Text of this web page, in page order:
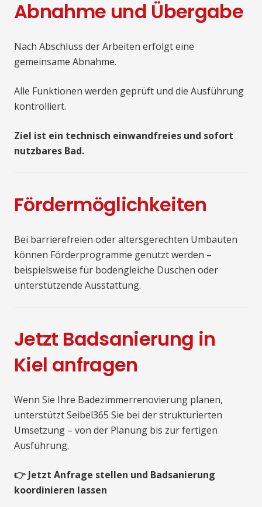
Abnahme und Übergabe
Nach Abschluss der Arbeiten erfolgt eine
gemeinsame Abnahme.
Alle Funktionen werden geprüft und die Ausführung
kontrolliert.
Ziel ist ein technisch einwandfreies und sofort
nutzbares Bad.
Fördermöglichkeiten
Bei barrierefreien oder altersgerechten Umbauten
können Förderprogramme genutzt werden –
beispielsweise für bodengleiche Duschen oder
unterstützende Ausstattung.
Jetzt Badsanierung in
Kiel anfragen
Wenn Sie Ihre Badezimmerrenovierung planen,
unterstützt Seibel365 Sie bei der strukturierten
Umsetzung – von der Planung bis zur fertigen
Ausführung.
👉 Jetzt Anfrage stellen und Badsanierung
koordinieren lassen